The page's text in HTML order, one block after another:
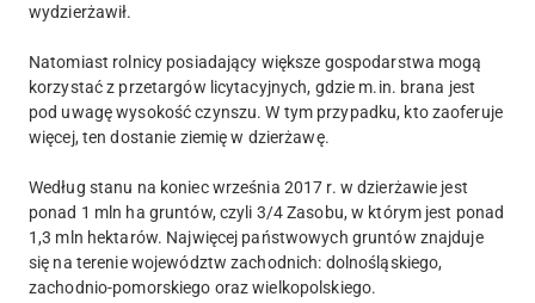
wydzierżawił.
Natomiast rolnicy posiadający większe gospodarstwa mogą
korzystać z przetargów licytacyjnych, gdzie m.in. brana jest
pod uwagę wysokość czynszu. W tym przypadku, kto zaoferuje
więcej, ten dostanie ziemię w dzierżawę.
Według stanu na koniec września 2017 r. w dzierżawie jest
ponad 1 mln ha gruntów, czyli 3/4 Zasobu, w którym jest ponad
1,3 mln hektarów. Najwięcej państwowych gruntów znajduje
się na terenie województw zachodnich: dolnośląskiego,
zachodnio-pomorskiego oraz wielkopolskiego.